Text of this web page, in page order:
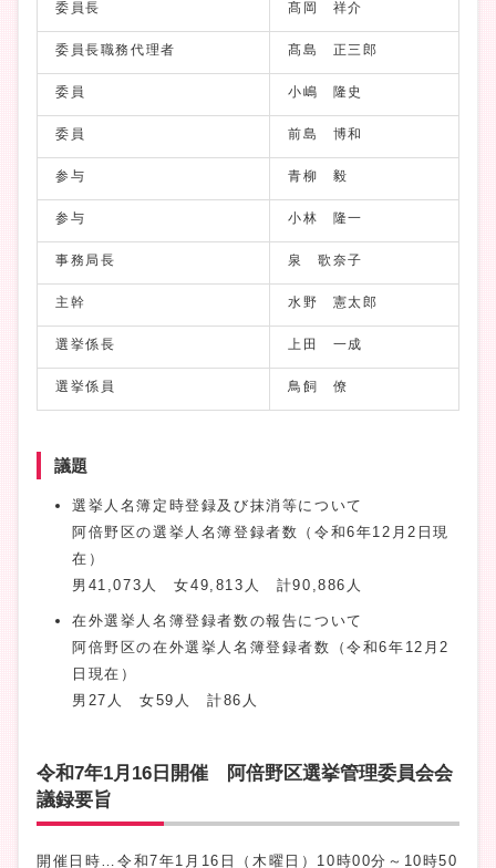
委員長 髙岡 祥介
委員長職務代理者 髙島 正三郎
委員 小嶋 隆史
委員 前島 博和
参与 青柳 毅
参与 小林 隆一
事務局長 泉 歌奈子
主幹 水野 憲太郎
選挙係長 上田 一成
選挙係員 鳥飼 僚
議題
選挙人名簿定時登録及び抹消等について
阿倍野区の選挙人名簿登録者数（令和6年12月2日現
在）
男41,073人 女49,813人 計90,886人
在外選挙人名簿登録者数の報告について
阿倍野区の在外選挙人名簿登録者数（令和6年12月2
日現在）
男27人 女59人 計86人
令和7年1月16日開催 阿倍野区選挙管理委員会会
議録要旨
開催日時…令和7年1月16日（木曜日）10時00分～10時50